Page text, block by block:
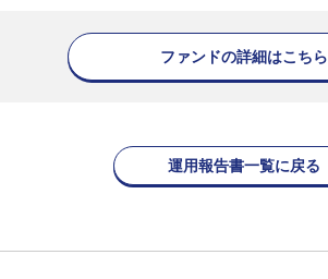
ファンドの詳細はこちら
運用報告書一覧に戻る